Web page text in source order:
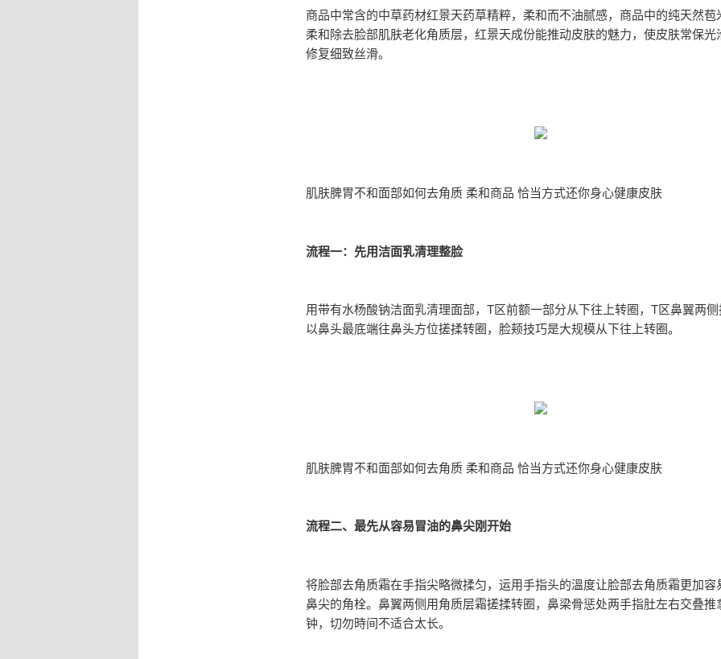
商品中常含的中草药材红景天药草精粹，柔和而不油腻感，商品中的纯天然苞
柔和除去脸部肌肤老化角质层，红景天成份能推动皮肤的魅力，使皮肤常保光
修复细致丝滑。
肌肤脾胃不和面部如何去角质 柔和商品 恰当方式还你身心健康皮肤
流程一：先用洁面乳清理整脸
用带有水杨酸钠洁面乳清理面部，T区前额一部分从下往上转圈，T区鼻翼两
以鼻头最底端往鼻头方位搓揉转圈，脸颊技巧是大规模从下往上转圈。
肌肤脾胃不和面部如何去角质 柔和商品 恰当方式还你身心健康皮肤
流程二、最先从容易冒油的鼻尖刚开始
将脸部去角质霜在手指尖略微揉匀，运用手指头的溫度让脸部去角质霜更加容
鼻尖的角栓。鼻翼两侧用角质层霜搓揉转圈，鼻梁骨惩处两手指肚左右交叠推
钟，切勿時间不适合太长。